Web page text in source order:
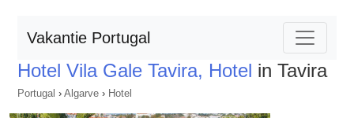
Vakantie Portugal
Hotel Vila Gale Tavira, Hotel in Tavira
Portugal › Algarve › Hotel